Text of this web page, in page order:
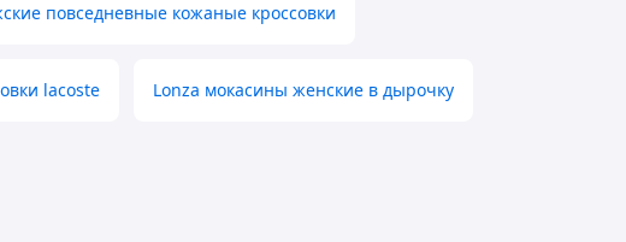
повседневные кожаные кроссовки
lacoste Lonza мокасины женские в дырочку